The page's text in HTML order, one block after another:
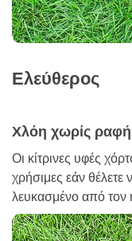
Ελεύθερος
Χλόη χωρίς
Οι κίτρινες υφές
χρήσιμες εάν θέλετε
λευκασμένο από τον